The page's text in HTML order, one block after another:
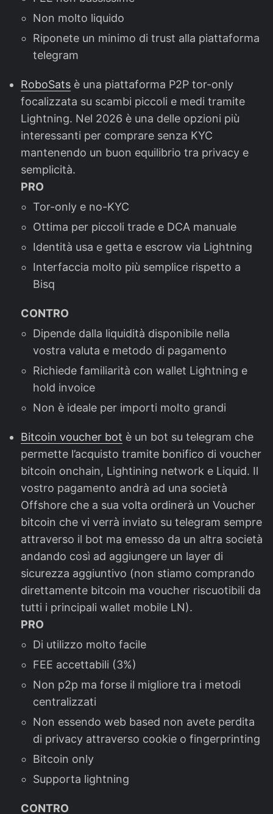
Non molto liquido
Riponete un minimo di trust alla piattaforma
telegram
RoboSats è una piattaforma P2P tor-only
focalizzata su scambi piccoli e medi tramite
Lightning. Nel 2026 è una delle opzioni più
interessanti per comprare senza KYC
mantenendo un buon equilibrio tra privacy e
semplicità.
PRO
Tor-only e no-KYC
Ottima per piccoli trade e DCA manuale
Identità usa e getta e escrow via Lightning
Interfaccia molto più semplice rispetto a
Bisq
CONTRO
Dipende dalla liquidità disponibile nella
vostra valuta e metodo di pagamento
Richiede familiarità con wallet Lightning e
hold invoice
Non è ideale per importi molto grandi
Bitcoin voucher bot è un bot su telegram che
permette l’acquisto tramite bonifico di voucher
bitcoin onchain, Lightining network e Liquid. Il
vostro pagamento andrà ad una società
Offshore che a sua volta ordinerà un Voucher
bitcoin che vi verrà inviato su telegram sempre
attraverso il bot ma emesso da un altra società
andando così ad aggiungere un layer di
sicurezza aggiuntivo (non stiamo comprando
direttamente bitcoin ma voucher riscuotibili da
tutti i principali wallet mobile LN).
PRO
Di utilizzo molto facile
FEE accettabili (3%)
Non p2p ma forse il migliore tra i metodi
centralizzati
Non essendo web based non avete perdita
di privacy attraverso cookie o fingerprinting
Bitcoin only
Supporta lightning
CONTRO